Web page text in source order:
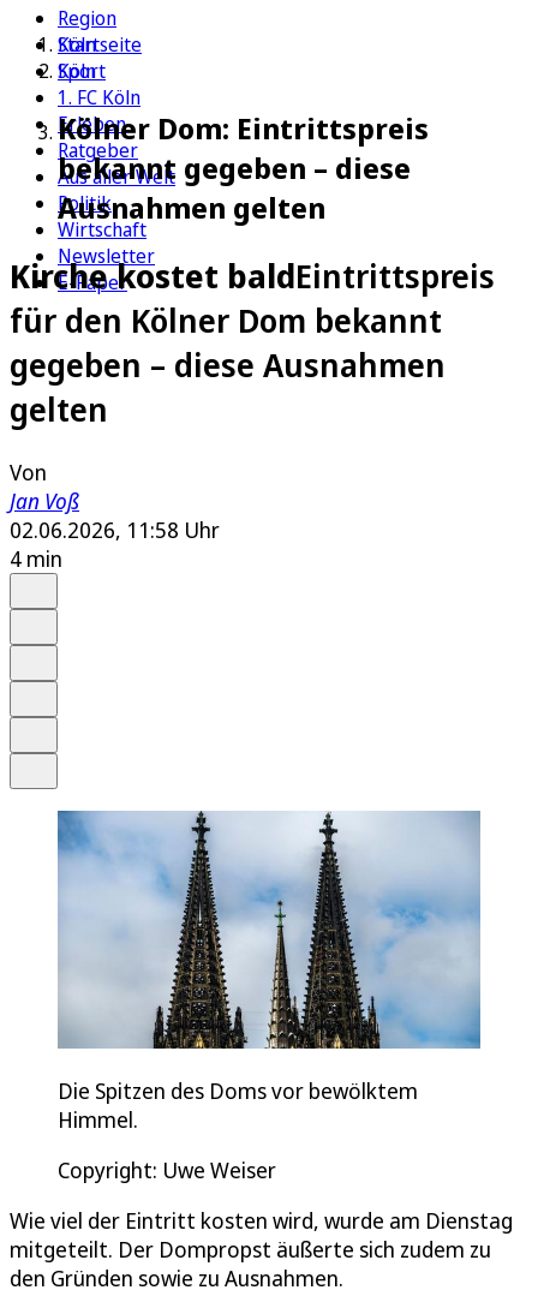
Region
Köln
Sport
1. FC Köln
Erleben
Ratgeber
Aus aller Welt
Politik
Wirtschaft
Newsletter
E-Paper
Startseite
Köln
Kölner Dom: Eintrittspreis
bekannt gegeben – diese
Ausnahmen gelten
Kirche kostet baldEintrittspreis
für den Kölner Dom bekannt
gegeben – diese Ausnahmen
gelten
Von
Jan Voß
02.06.2026, 11:58 Uhr
4 min
Die Spitzen des Doms vor bewölktem
Himmel.
Copyright: Uwe Weiser
Wie viel der Eintritt kosten wird, wurde am Dienstag
mitgeteilt. Der Dompropst äußerte sich zudem zu
den Gründen sowie zu Ausnahmen.